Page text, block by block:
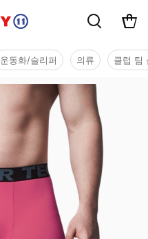
운동화/슬리퍼 의류 클럽 팀